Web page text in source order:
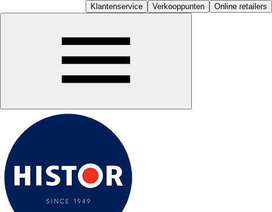
Klantenservice Verkooppunten Online retailers